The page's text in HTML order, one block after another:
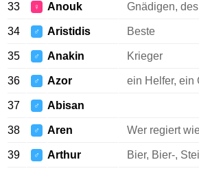
33 ♀ Anouk Gnädigen,
34 ♂ Aristidis Beste
35 ♂ Anakin Krieger
36 ♂ Azor ein Helfer, ein
37 ♂ Abisan
38 ♂ Aren Wer regiert
39 ♂ Arthur Bier, Bier-,